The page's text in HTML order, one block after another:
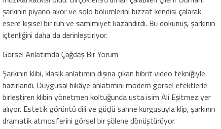
şarkının piyano akor ve solo bölümlerini bizzat kendisi çalarak
esere kişisel bir ruh ve samimiyet kazandırdı. Bu dokunuş, şarkının
içtenliğini daha da derinleştiriyor.
Görsel Anlatımda Çağdaş Bir Yorum
Şarkının klibi, klasik anlatımın dışına çıkan hibrit video tekniğiyle
hazırlandı. Duygusal hikâye anlatımını modern görsel efektlerle
birleştiren klibin yönetmen koltuğunda usta isim Ali Eşitmez yer
alıyor. Estetik görüntü dili ve güçlü sahne kurgusuyla klip, şarkının
dramatik atmosferini görsel bir şölene dönüştürüyor.